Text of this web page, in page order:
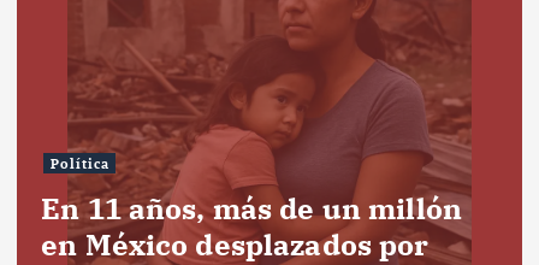
Política
En 11 años, más de un millón
en México desplazados por